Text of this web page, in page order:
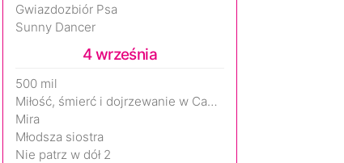
Gwiazdozbiór Psa
Sunny Dancer
4 września
500 mil
Miłość, śmierć i dojrzewanie w Camp Miasma
Mira
Młodsza siostra
Nie patrz w dół 2